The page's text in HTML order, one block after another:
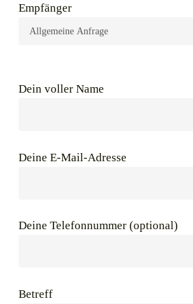
Empfänger
Dein voller Name
Deine E-Mail-Adresse
Deine Telefonnummer (optional)
Betreff